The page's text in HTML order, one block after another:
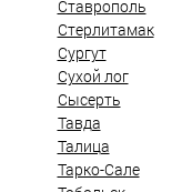
Ставрополь
Стерлитамак
Сургут
Сухой лог
Сысерть
Тавда
Талица
Тарко-Сале